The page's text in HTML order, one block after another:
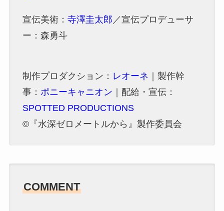
宣伝美術： 寺澤圭太郎 ／宣伝プロデューサ
ー：森勇斗
制作プロダクション： レオーネ ｜製作幹
事： ポニーキャニオン ｜配給・宣伝：
SPOTTED PRODUCTIONS
©『水深ゼロメートルから』製作委員会
COMMENT